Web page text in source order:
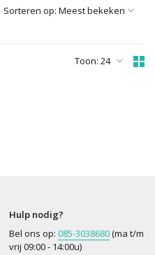
Toon:
Sorteren op:
Hulp nodig?
Bel ons op: 085-3038680(ma t/m
vrij 09:00 - 14:00u)